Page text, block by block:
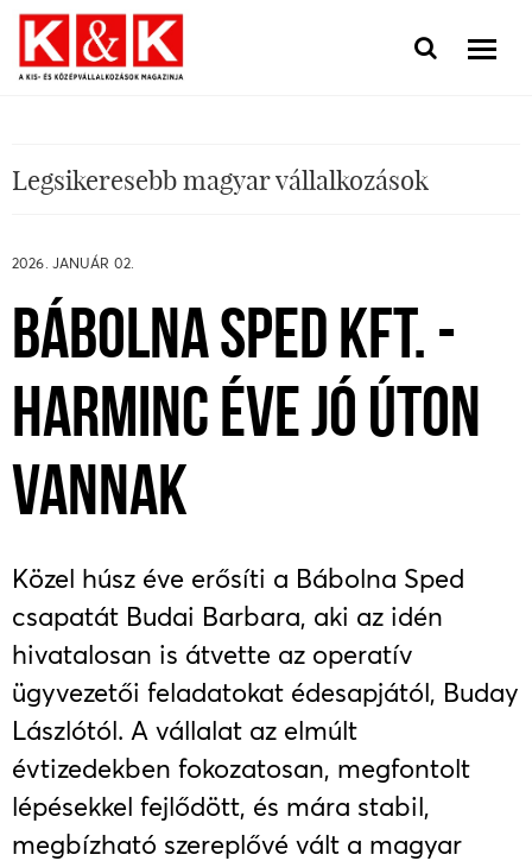
Legsikeresebb magyar vállalkozások
2026. JANUÁR 02.
BÁBOLNA SPED KFT. -
HARMINC ÉVE JÓ ÚTON
VANNAK
Közel húsz éve erősíti a Bábolna Sped
csapatát Budai Barbara, aki az idén
hivatalosan is átvette az operatív
ügyvezetői feladatokat édesapjától, Buday
Lászlótól. A vállalat az elmúlt
évtizedekben fokozatosan, megfontolt
lépésekkel fejlődött, és mára stabil,
megbízható szereplővé vált a magyar